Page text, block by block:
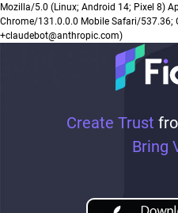
Create Trust
Bring
Mozilla/5.0 (Linux; Android 14; Pixel 8)
Chrome/131.0.0.0 Mobile Safari/537.36;
+claudebot@anthropic.com)